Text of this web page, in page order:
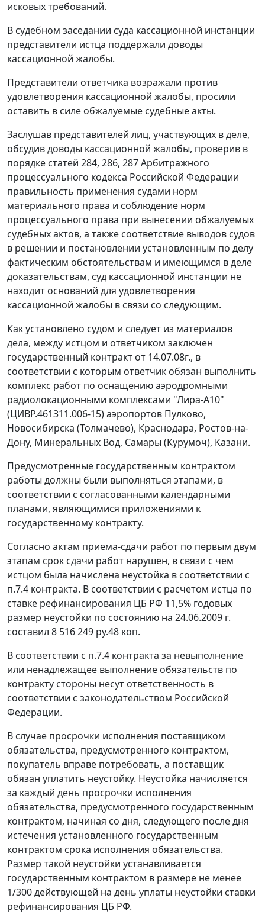
исковых требований.
В судебном заседании суда кассационной инстанции
представители истца поддержали доводы
кассационной жалобы.
Представители ответчика возражали против
удовлетворения кассационной жалобы, просили
оставить в силе обжалуемые судебные акты.
Заслушав представителей лиц, участвующих в деле,
обсудив доводы кассационной жалобы, проверив в
порядке статей 284, 286, 287Арбитражного
процессуального кодекса Российской Федерации
правильность применения судами норм
материального права и соблюдение норм
процессуального права при вынесении обжалуемых
судебных актов, а также соответствие выводов судов
в решении и постановлении установленным по делу
фактическим обстоятельствам и имеющимся в деле
доказательствам, суд кассационной инстанции не
находит оснований для удовлетворения
кассационной жалобы в связи со следующим.
Как установлено судом и следует из материалов
дела, между истцом и ответчиком заключен
государственный контракт от 14.07.08г., в
соответствии с которым ответчик обязан выполнить
комплекс работ по оснащению аэродромными
радиолокационными комплексами "Лира-А10"
(ЦИВР.461311.006-15) аэропортов Пулково,
Новосибирска (Толмачево), Краснодара, Ростов-на-
Дону, Минеральных Вод, Самары (Курумоч), Казани.
Предусмотренные государственным контрактом
работы должны были выполняться этапами, в
соответствии с согласованными календарными
планами, являющимися приложениями к
государственному контракту.
Согласно актам приема-сдачи работ по первым двум
этапам срок сдачи работ нарушен, в связи с чем
истцом была начислена неустойка в соответствии с
п.7.4 контракта. В соответствии с расчетом истца по
ставке рефинансирования ЦБ РФ 11,5% годовых
размер неустойки по состоянию на 24.06.2009 г.
составил 8 516 249 ру.48 коп.
В соответствии с п.7.4 контракта за невыполнение
или ненадлежащее выполнение обязательств по
контракту стороны несут ответственность в
соответствии с законодательством Российской
Федерации.
В случае просрочки исполнения поставщиком
обязательства, предусмотренного контрактом,
покупатель вправе потребовать, а поставщик
обязан уплатить неустойку. Неустойка начисляется
за каждый день просрочки исполнения
обязательства, предусмотренного государственным
контрактом, начиная со дня, следующего после дня
истечения установленного государственным
контрактом срока исполнения обязательства.
Размер такой неустойки устанавливается
государственным контрактом в размере не менее
1/300 действующей на день уплаты неустойки ставки
рефинансирования ЦБ РФ.